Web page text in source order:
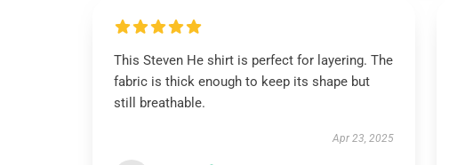
This Steven He shirt is perfect for layering. The
fabric is thick enough to keep its shape but
still breathable.
Apr 23, 2025